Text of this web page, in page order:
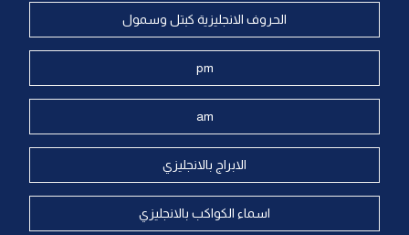
الحروف الانجليزية كبتل وسمول
pm
am
الابراج بالانجليزي
اسماء الكواكب بالانجليزي